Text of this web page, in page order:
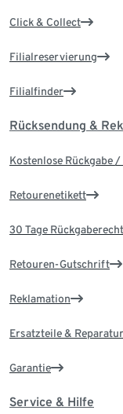
Click & Collect
Filialreservierung
Filialfinder
Rücksendung &
Kostenlose Rückgabe
Retourenetikett
30 Tage Rückgaberecht
Retouren-Gutschrift
Reklamation
Ersatzteile & Reparatur
Garantie
Service & Hilfe